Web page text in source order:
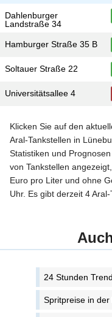
Dahlenburger
Landstraße 34
Hamburger Straße 35 B
Soltauer Straße 22
Universitätsallee 4
Klicken Sie auf den
Aral-Tankstellen in
Statistiken und
von Tankstellen
Euro pro Liter und ohne
Uhr. Es gibt derzeit 4
24 Stunden Trend
Spritpreise in der